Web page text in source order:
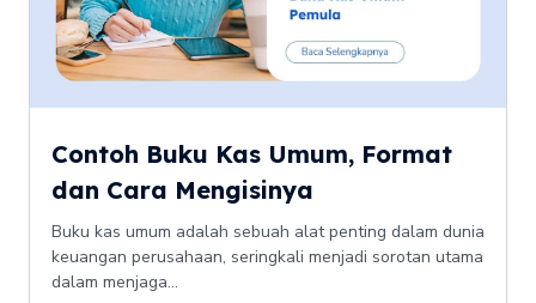
Contoh Buku Kas Umum, Format
dan Cara Mengisinya
Buku kas umum adalah sebuah alat penting dalam dunia
keuangan perusahaan, seringkali menjadi sorotan utama
dalam menjaga...